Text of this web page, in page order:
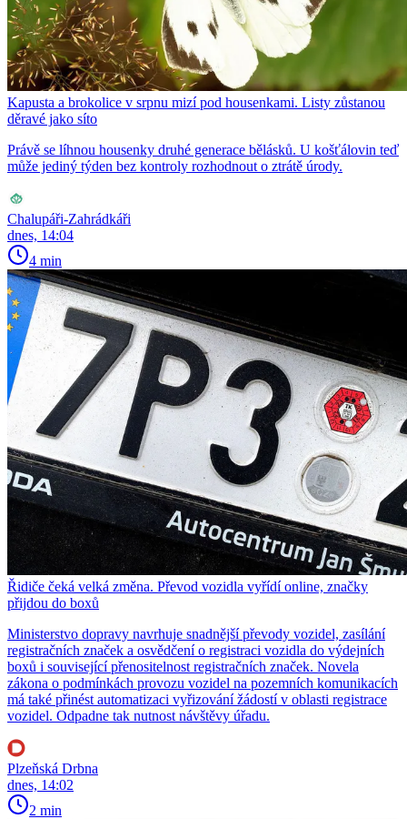
Kapusta a brokolice v srpnu mizí pod housenkami. Listy zůstanou
děravé jako síto
Právě se líhnou housenky druhé generace bělásků. U košťálovin teď
může jediný týden bez kontroly rozhodnout o ztrátě úrody.
Chalupáři-Zahrádkáři
dnes, 14:04
4 min
Řidiče čeká velká změna. Převod vozidla vyřídí online, značky
přijdou do boxů
Ministerstvo dopravy navrhuje snadnější převody vozidel, zasílání
registračních značek a osvědčení o registraci vozidla do výdejních
boxů i související přenositelnost registračních značek. Novela
zákona o podmínkách provozu vozidel na pozemních komunikacích
má také přinést automatizaci vyřizování žádostí v oblasti registrace
vozidel. Odpadne tak nutnost návštěvy úřadu.
Plzeňská Drbna
dnes, 14:02
2 min